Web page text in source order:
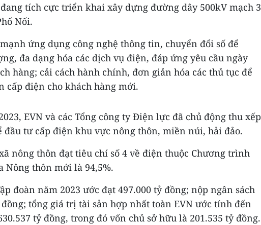
tích cực triển khai xây dựng đường dây 500kV mạch 3
Nối.
ứng dụng công nghệ thông tin, chuyển đổi số để
đa dạng hóa các dịch vụ điện, đáp ứng yêu cầu ngày
hàng; cải cách hành chính, đơn giản hóa các thủ tục để
cấp điện cho khách hàng mới.
EVN và các Tổng công ty Điện lực đã chủ động thu xếp
đầu tư cấp điện khu vực nông thôn, miền núi, hải đảo.
nông thôn đạt tiêu chí số 4 về điện thuộc Chương trình
Nông thôn mới là 94,5%.
đoàn năm 2023 ước đạt 497.000 tỷ đồng; nộp ngân sách
tổng giá trị tài sản hợp nhất toàn EVN ước tính đến
tỷ đồng, trong đó vốn chủ sở hữu là 201.535 tỷ đồng.